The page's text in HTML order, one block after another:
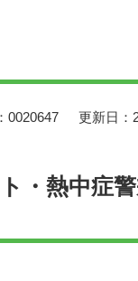
0020647 更新日：
・熱中症